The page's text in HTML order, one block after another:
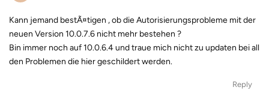
Kann jemand bestÃ¤tigen , ob die Autorisierungsprobleme mit der
neuen Version 10.0.7.6 nicht mehr bestehen ?
Bin immer noch auf 10.0.6.4 und traue mich nicht zu updaten bei all
den Problemen die hier geschildert werden.
Reply